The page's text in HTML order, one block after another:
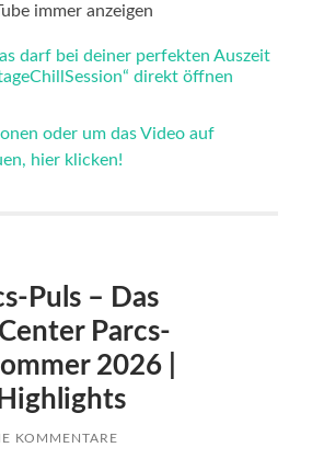
immer anzeigen
darf bei deiner perfekten Auszeit
direkt öffnen
oder um das Video auf
hier klicken!
Puls – Das
Parcs-
2026 |
KOMMENTARE